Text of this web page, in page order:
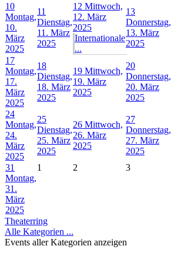
10
Montag,
10.
März
2025
11
Dienstag,
11. März
2025
12 Mittwoch,
12. März
2025
Internationale
...
13
Donnerstag,
13. März
2025
17
Montag,
17.
März
2025
18
Dienstag,
18. März
2025
19 Mittwoch,
19. März
2025
20
Donnerstag,
20. März
2025
24
Montag,
24.
März
2025
25
Dienstag,
25. März
2025
26 Mittwoch,
26. März
2025
27
Donnerstag,
27. März
2025
31
Montag,
31.
März
2025
1 2 3
Theaterring
Alle Kategorien ...
Events aller Kategorien anzeigen